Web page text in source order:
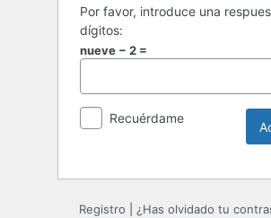
Por favor, introduce una
dígitos:
nueve − 2 =
Recuérdame
Registro ¿Has olvidado tu